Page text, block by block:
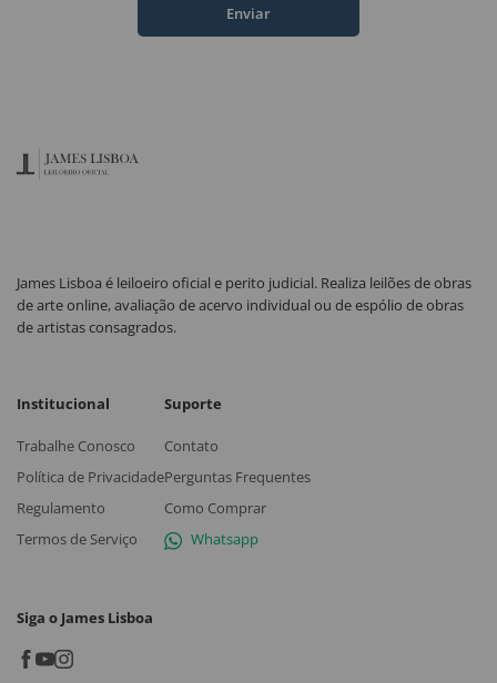
Enviar
James Lisboa é leiloeiro oficial e perito judicial. Realiza leilões de obras
de arte online, avaliação de acervo individual ou de espólio de obras
de artistas consagrados.
Institucional
Trabalhe Conosco
Política de Privacidade
Regulamento
Termos de Serviço
Suporte
Contato
Perguntas Frequentes
Como Comprar
Whatsapp
Siga o James Lisboa